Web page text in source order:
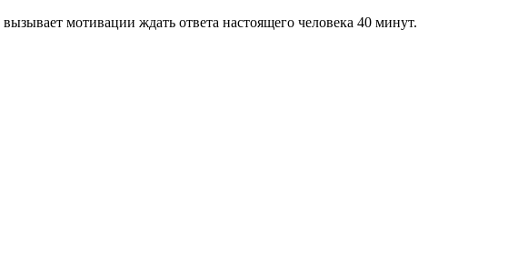
мотивации ждать ответа настоящего человека 40 минут.